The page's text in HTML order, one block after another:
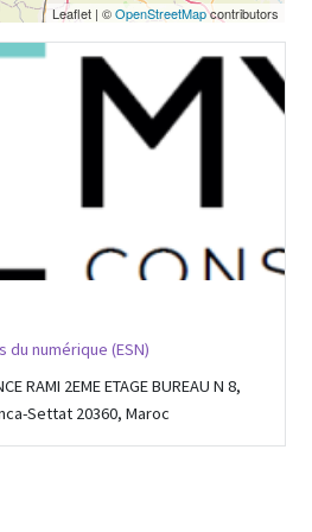
numérique (ESN)
RAMI 2EME ETAGE BUREAU N 8,
Settat 20360, Maroc
Leaflet | ©OpenStreetMapcontributors